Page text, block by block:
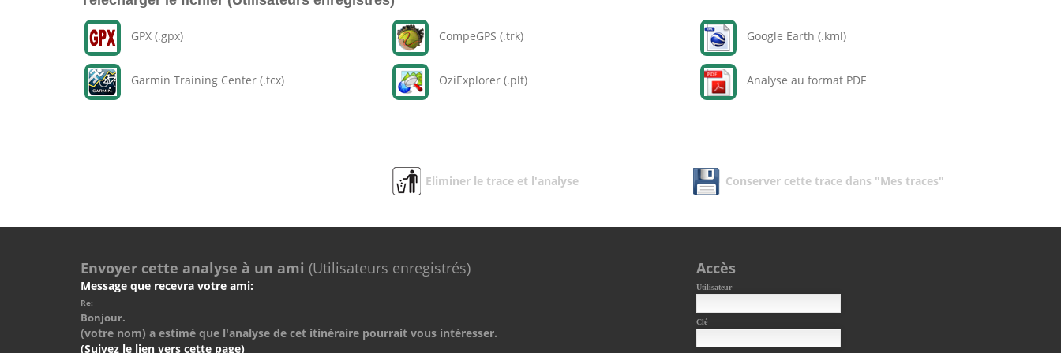
GPX (.gpx)
Garmin Training Center (.tcx)
CompeGPS (.trk)
OziExplorer (.plt)
Google Earth (.kml)
Analyse au format PDF
Eliminer le trace et l'analyse Conserver cette trace dans "Mes traces"
Envoyer cette analyse à un ami (Utilisateurs enregistrés)
Message que recevra votre ami:
Re:
Bonjour.
(votre nom) a estimé que l'analyse de cet itinéraire pourrait vous intéresser.
(Suivez le lien vers cette page)
Accès
Utilisateur
Clé